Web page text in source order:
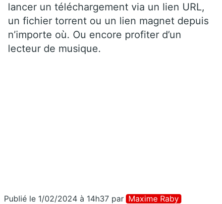
lancer un téléchargement via un lien URL,
un fichier torrent ou un lien magnet depuis
n’importe où. Ou encore profiter d’un
lecteur de musique.
Publié le 1/02/2024 à 14h37 par Maxime Raby